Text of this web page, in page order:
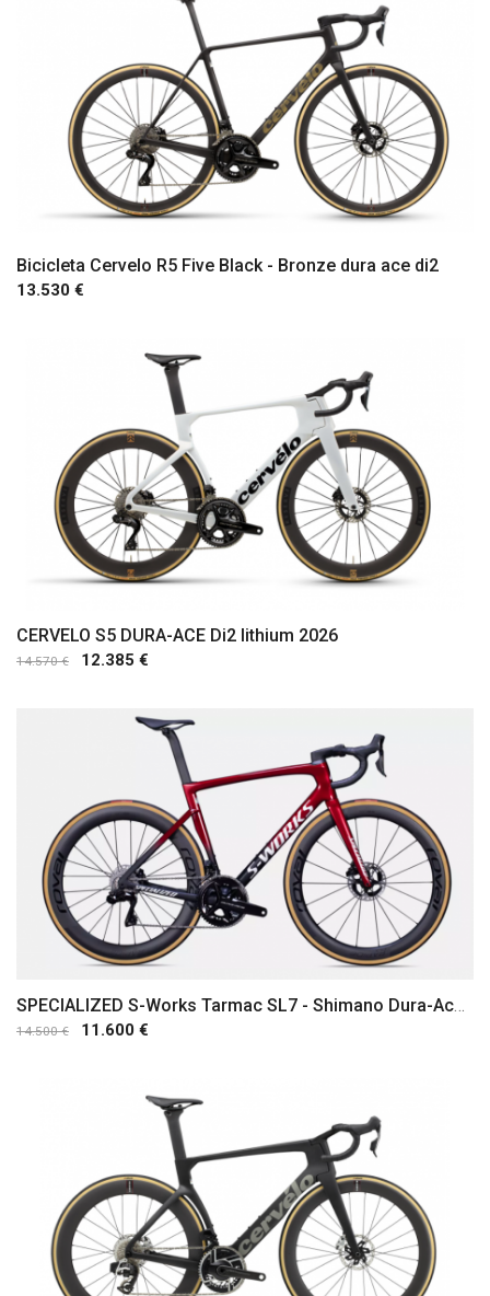
Bicicleta Cervelo R5 Five Black - Bronze dura ace di2
13.530 €
CERVELO S5 DURA-ACE Di2 lithium 2026
14.570 € 12.385 €
14.500 € 11.600 €